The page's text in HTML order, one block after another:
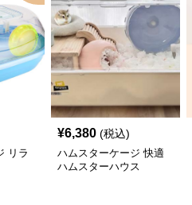
リラ
¥6,380 (税込)
ハムスターケージ 快適
ハムスターハウス